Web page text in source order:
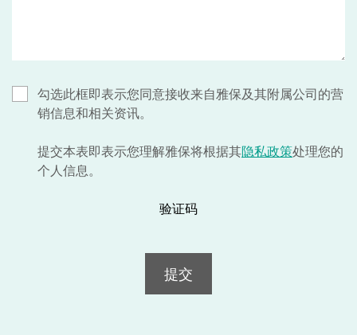
勾选此框即表示您同意接收来自雅保及其附属公司的营
销信息和相关资讯。
提交本表即表示您理解雅保将根据其隐私政策处理您的
个人信息。
验证码
提交